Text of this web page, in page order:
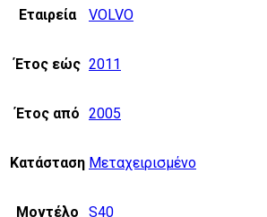
Εταιρεία VOLVO
Έτος εώς 2011
Έτος από 2005
Κατάσταση Μεταχειρισμένο
Μοντέλο S40